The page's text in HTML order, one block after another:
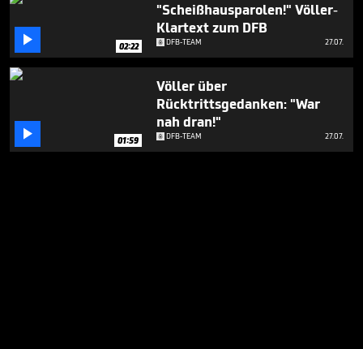
 02:22
"Scheißhausparolen!" Völler-
Klartext zum DFB
DFB-TEAM 27.07.
 01:59
Völler über
Rücktrittsgedanken: "War
nah dran!"
DFB-TEAM 27.07.